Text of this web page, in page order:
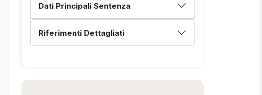
Dati Principali Sentenza
Riferimenti Dettagliati